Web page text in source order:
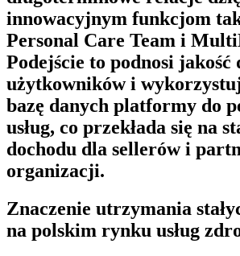
innowacyjnym funkcjom
Personal Care Team i
Podejście to podnosi jakość
użytkowników i
bazę danych platformy do
usług, co przekłada się na
dochodu dla sellerów i
organizacji.
Znaczenie utrzymania
na polskim rynku usług